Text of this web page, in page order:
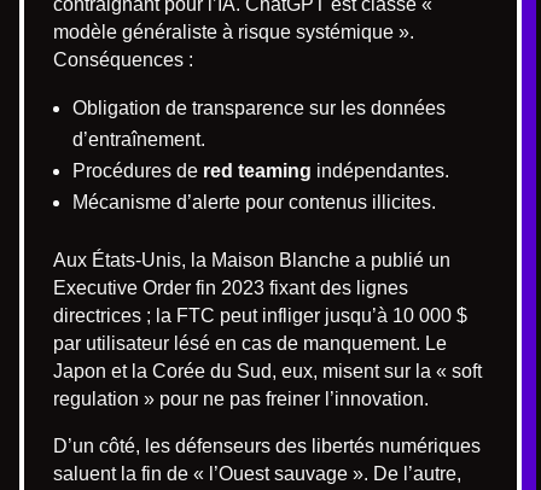
contraignant pour l’IA. ChatGPT est classé «
modèle généraliste à risque systémique ».
Conséquences :
Obligation de transparence sur les données
d’entraînement.
Procédures de red teaming indépendantes.
Mécanisme d’alerte pour contenus illicites.
Aux États-Unis, la Maison Blanche a publié un
Executive Order fin 2023 fixant des lignes
directrices ; la FTC peut infliger jusqu’à 10 000 $
par utilisateur lésé en cas de manquement. Le
Japon et la Corée du Sud, eux, misent sur la « soft
regulation » pour ne pas freiner l’innovation.
D’un côté, les défenseurs des libertés numériques
saluent la fin de « l’Ouest sauvage ». De l’autre,